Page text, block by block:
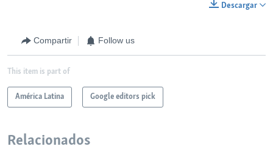
Descargar
Compartir Follow us
This item is part of
América Latina Google editors pick
Relacionados